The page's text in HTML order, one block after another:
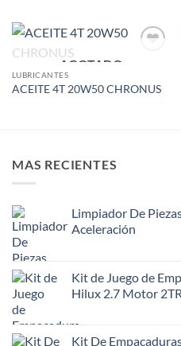
AGOTADO
LUBRICANTES
ACEITE 4T 20W50 CHRONUS
MAS RECIENTES
Limpiador De
Aceleración
Kit de Juego de
Hilux 2.7 Motor
Kit De